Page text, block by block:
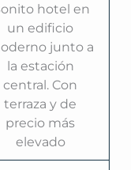
hotel en
un edificio
junto a
la estación
central. Con
terraza y de
precio más
elevado